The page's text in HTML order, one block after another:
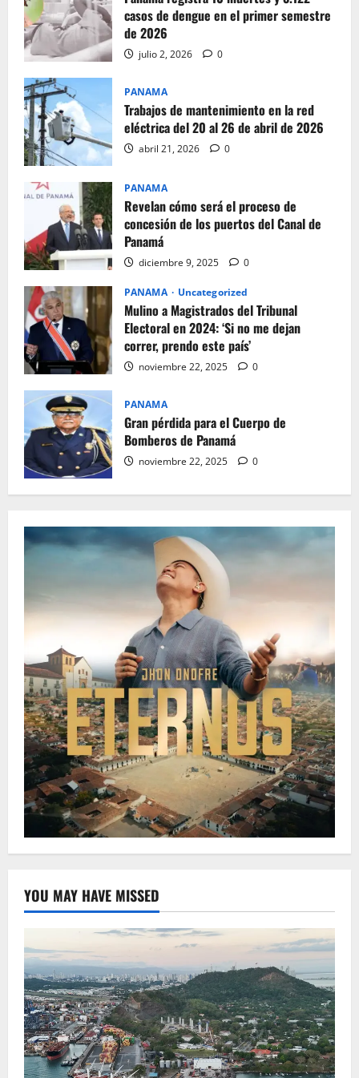
casos de dengue en el primer semestre
de 2026
julio 2, 2026 0
PANAMA
Trabajos de mantenimiento en la red
eléctrica del 20 al 26 de abril de 2026
abril 21, 2026 0
PANAMA
Revelan cómo será el proceso de
concesión de los puertos del Canal de
Panamá
diciembre 9, 2025 0
PANAMA Uncategorized
Mulino a Magistrados del Tribunal
Electoral en 2024: ‘Si no me dejan
correr, prendo este país’
noviembre 22, 2025 0
PANAMA
Gran pérdida para el Cuerpo de
Bomberos de Panamá
noviembre 22, 2025 0
YOU MAY HAVE MISSED